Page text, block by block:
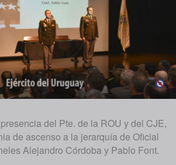
del Pte. de la ROU y del CJE,
de ascenso a la jerarquía de Oficial
Alejandro Córdoba y Pablo Font.